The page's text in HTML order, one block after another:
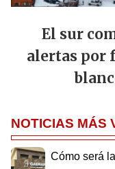
El sur
alertas por
NOTICIAS MÁS
Cómo será